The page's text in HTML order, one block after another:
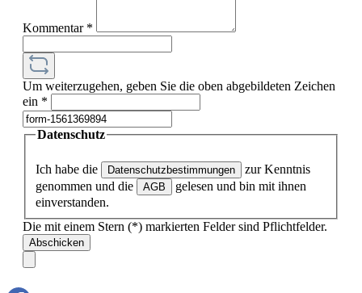
Kommentar *
Um weiterzugehen, geben Sie die oben abgebildeten Zeichen
ein *
Datenschutz
Ich habe die Datenschutzbestimmungen
zur Kenntnis
genommen und die
AGB
gelesen und bin mit ihnen
einverstanden.
Die mit einem Stern (*) markierten Felder sind Pflichtfelder.
Abschicken